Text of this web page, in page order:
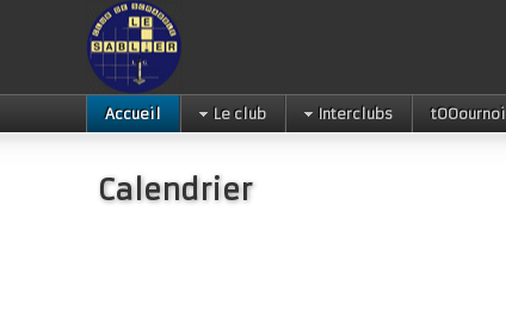
Accueil Le club Interclubs tOOournoi
Calendrier